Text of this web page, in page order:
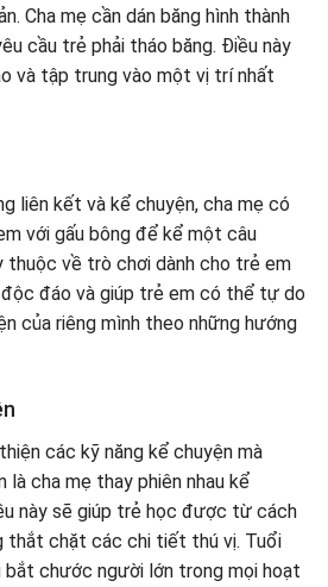
Cha mẹ cần dán băng hình thành
cầu trẻ phải tháo băng. Điều này
và tập trung vào một vị trí nhất
liên kết và kể chuyện, cha mẹ có
với gấu bông để kể một câu
thuộc về trò chơi dành cho trẻ em
đáo và giúp trẻ em có thể tự do
của riêng mình theo những hướng
các kỹ năng kể chuyện mà
là cha mẹ thay phiên nhau kể
này sẽ giúp trẻ học được từ cách
thắt chặt các chi tiết thú vị. Tuổi
bắt chước người lớn trong mọi hoạt